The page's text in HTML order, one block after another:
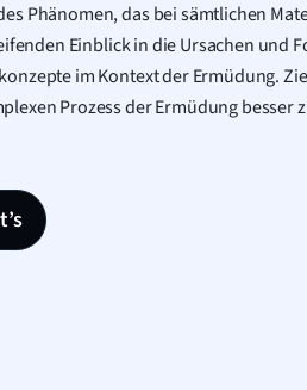
Phänomen, das bei sämtlichen
Einblick in die Ursachen und
im Kontext der Ermüdung.
Prozess der Ermüdung besser